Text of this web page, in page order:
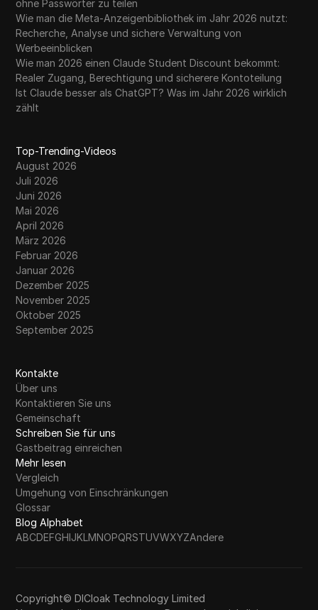
ohne Passwörter zu teilen
Wie man die Meta-Anzeigenbibliothek im Jahr 2026 nutzt:
Recherche, Analyse und sichere Verwaltung von
Werbeeinblicken
Wie man 2026 einen Claude Student Discount bekommt:
Realer Zugang, Berechtigung und sicherere Kontoteilung
Ist Claude besser als ChatGPT? Was im Jahr 2026 wirklich
zählt
Top-Trending-Videos
August 2026
Juli 2026
Juni 2026
Mai 2026
April 2026
März 2026
Februar 2026
Januar 2026
Dezember 2025
November 2025
Oktober 2025
September 2025
Kontakte
Über uns
Kontaktieren Sie uns
Gemeinschaft
Schreiben Sie für uns
Gastbeitrag einreichen
Mehr lesen
Vergleich
Umgehung von Einschränkungen
Glossar
Blog Alphabet
ABCDEFGHIJKLMNOPQRSTUVWXYZAndere
Copyright© DICloak Technology Limited